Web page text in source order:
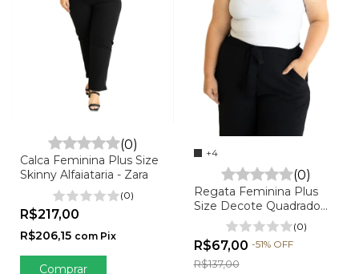
(0)
Calca Feminina Plus Size
Skinny Alfaiataria - Zara
(0)
R$217,00
R$206,15 com Pix
Comprar
+4
(0)
Regata Feminina Plus
Size Decote Quadrado
em Suplex - Mel
(0)
R$67,00 -51% OFF
R$137,00